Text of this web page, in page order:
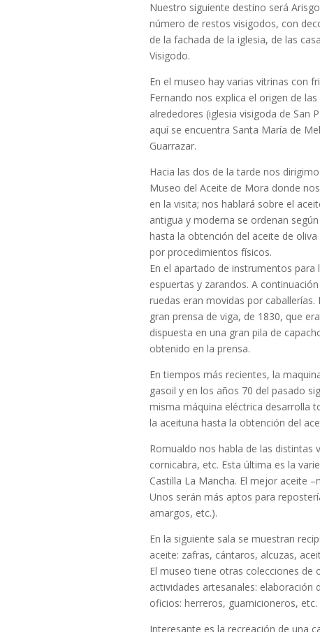
Nuestro siguiente destino será
número de restos visigodos, con
de la fachada de la iglesia, de las
Visigodo.
En el museo hay varias vitrinas con
Fernando nos explica el origen de
alrededores (iglesia visigoda de San
aquí se encuentra Santa María de
Guarrazar.
Hacia las dos de la tarde nos
Museo del Aceite de Mora donde
en la visita; nos hablará sobre el
antigua y moderna se ordenan
hasta la obtención del aceite de
por procedimientos físicos.
En el apartado de instrumentos
espuertas y zarandos. A
ruedas eran movidas por
gran prensa de viga, de 1830, que
dispuesta en una gran pila de
obtenido en la prensa.
En tiempos más recientes, la
gasoil y en los años 70 del pasado
misma máquina eléctrica desarrolla
la aceituna hasta la obtención del
Romualdo nos habla de las distintas
cornicabra, etc. Esta última es la
Castilla La Mancha. El mejor aceite
Unos serán más aptos para
amargos, etc.).
En la siguiente sala se muestran
aceite: zafras, cántaros, alcuzas,
El museo tiene otras colecciones
actividades artesanales:
oficios: herreros, guarnicioneros, etc.
Interesante es la recreación de una